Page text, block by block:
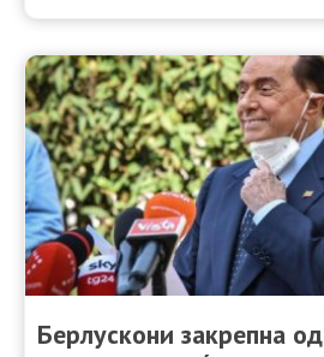
Берлускони закрепна од